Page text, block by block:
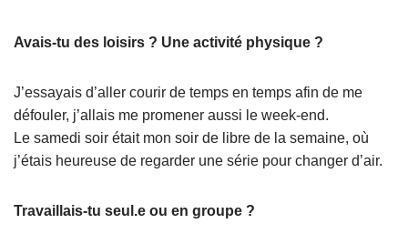
Avais-tu des loisirs ? Une activité physique ?
J’essayais d’aller courir de temps en temps afin de me
défouler, j’allais me promener aussi le week-end.
Le samedi soir était mon soir de libre de la semaine, où
j’étais heureuse de regarder une série pour changer d’air.
Travaillais-tu seul.e ou en groupe ?